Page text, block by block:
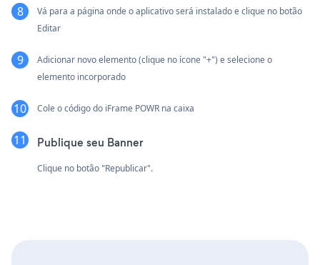
Vá para a página onde o aplicativo será instalado e clique no botão
Editar
Adicionar novo elemento (clique no ícone "+") e selecione o
elemento incorporado
Cole o código do iFrame POWR na caixa
Publique seu Banner
Clique no botão "Republicar".